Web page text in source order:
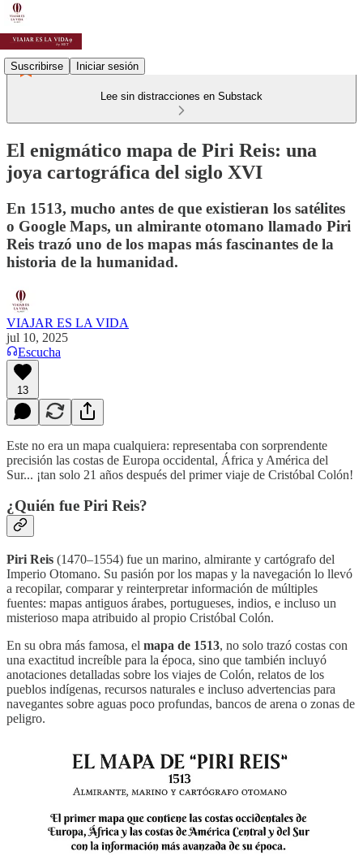
Suscribirse Iniciar sesión
Lee sin distracciones en Substack
El enigmático mapa de Piri Reis: una
joya cartográfica del siglo XVI
En 1513, mucho antes de que existieran los satélites
o Google Maps, un almirante otomano llamado Piri
Reis trazó uno de los mapas más fascinantes de la
historia de la humanidad.
VIAJAR ES LA VIDA
jul 10, 2025
Escucha
13
Este no era un mapa cualquiera: representaba con sorprendente
precisión las costas de Europa occidental, África y América del
Sur... ¡tan solo 21 años después del primer viaje de Cristóbal Colón!
¿Quién fue Piri Reis?
Piri Reis (1470–1554) fue un marino, almirante y cartógrafo del
Imperio Otomano. Su pasión por los mapas y la navegación lo llevó
a recopilar, comparar y reinterpretar información de múltiples
fuentes: mapas antiguos árabes, portugueses, indios, e incluso un
misterioso mapa atribuido al propio Cristóbal Colón.
En su obra más famosa, el mapa de 1513, no solo trazó costas con
una exactitud increíble para la época, sino que también incluyó
anotaciones detalladas sobre los viajes de Colón, relatos de los
pueblos indígenas, recursos naturales e incluso advertencias para
navegantes sobre aguas poco profundas, bancos de arena o zonas de
peligro.